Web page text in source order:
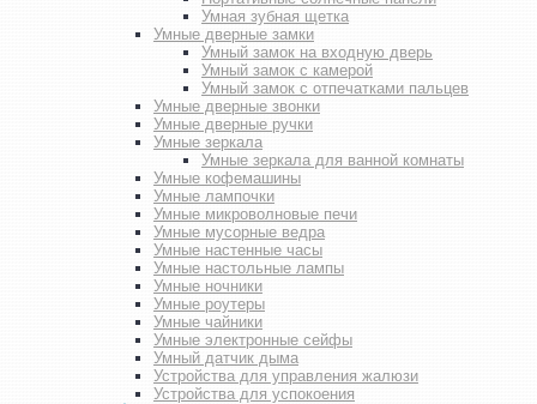
Умная зубная щетка
Умные дверные замки
Умный замок на входную дверь
Умный замок с камерой
Умный замок с отпечатками пальцев
Умные дверные звонки
Умные дверные ручки
Умные зеркала
Умные зеркала для ванной комнаты
Умные кофемашины
Умные лампочки
Умные микроволновые печи
Умные мусорные ведра
Умные настенные часы
Умные настольные лампы
Умные ночники
Умные роутеры
Умные чайники
Умные электронные сейфы
Умный датчик дыма
Устройства для управления жалюзи
Устройства для успокоения